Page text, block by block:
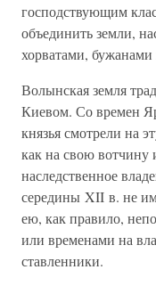
господствующим
объединить земли,
хорватами,
Волынская земля
Киевом. Со времен
князья смотрели на
как на свою вотчину
наследственное
середины XII в. не
ею, как правило,
или временами на
ставленники.